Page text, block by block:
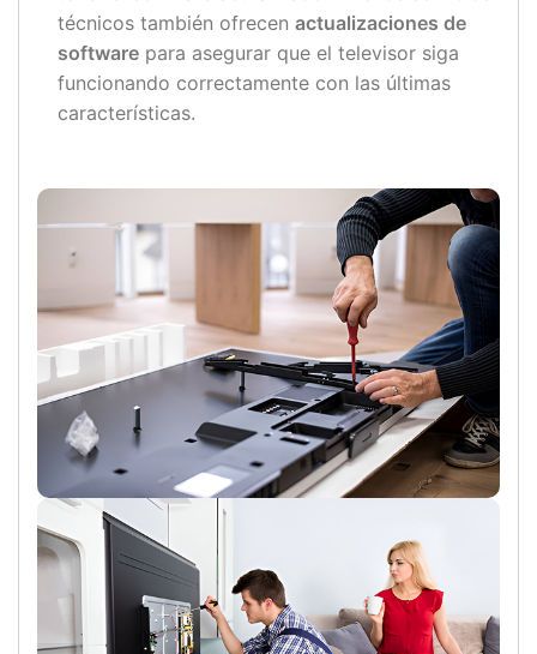
técnicos también ofrecen actualizaciones de
software para asegurar que el televisor siga
funcionando correctamente con las últimas
características.